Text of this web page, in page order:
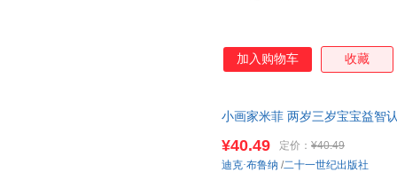
加入购物车 收藏
小画家米菲 两岁三岁宝宝益智
¥40.49 定价： ¥40.49
迪克·布鲁纳 /二十一世纪出版社